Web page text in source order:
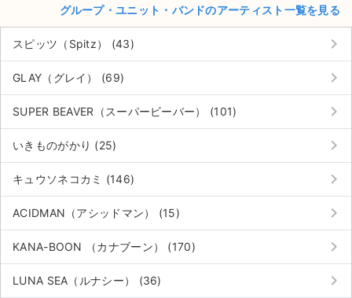
特定商取引法に基づく表記
公演登録依頼
不正転売禁止法について
チケットジャムの取り組み
音楽情報
グループ・ユニット・バンドのアーティスト一覧を見る
スピッツ（Spitz） (43) keyboard_arrow_right
GLAY（グレイ） (69) keyboard_arrow_right
SUPER BEAVER（スーパービーバー） (101) keyboard_arrow_right
いきものがかり (25) keyboard_arrow_right
キュウソネコカミ (146) keyboard_arrow_right
ACIDMAN（アシッドマン） (15) keyboard_arrow_right
KANA-BOON （カナブーン） (170) keyboard_arrow_right
LUNA SEA（ルナシー） (36) keyboard_arrow_right